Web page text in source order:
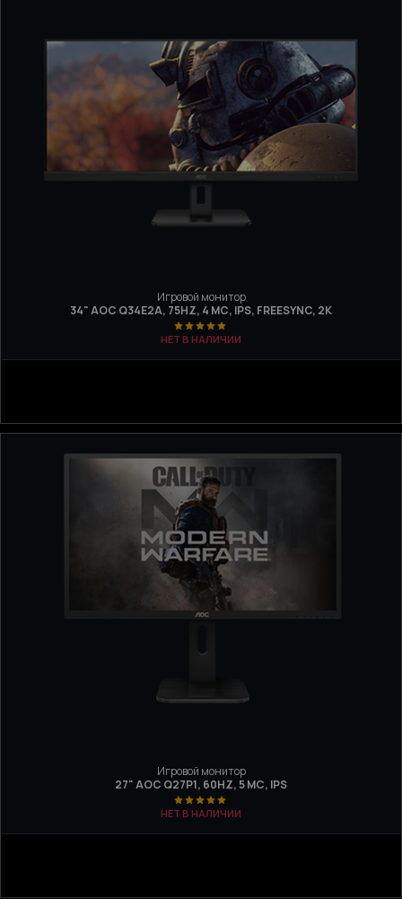
Игровой монитор
34" AOC Q34E2A, 75HZ, 4 МС, IPS, FREESYNC, 2K
НЕТ В НАЛИЧИИ
Игровой монитор
27" AOC Q27P1, 60HZ, 5 МС, IPS
НЕТ В НАЛИЧИИ